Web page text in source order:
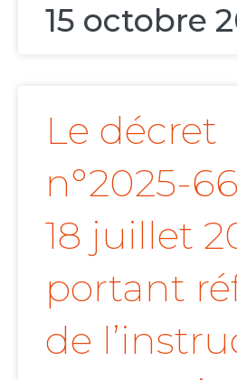
15 octobre
Le décret
n°2025-
18 juillet
portant
de